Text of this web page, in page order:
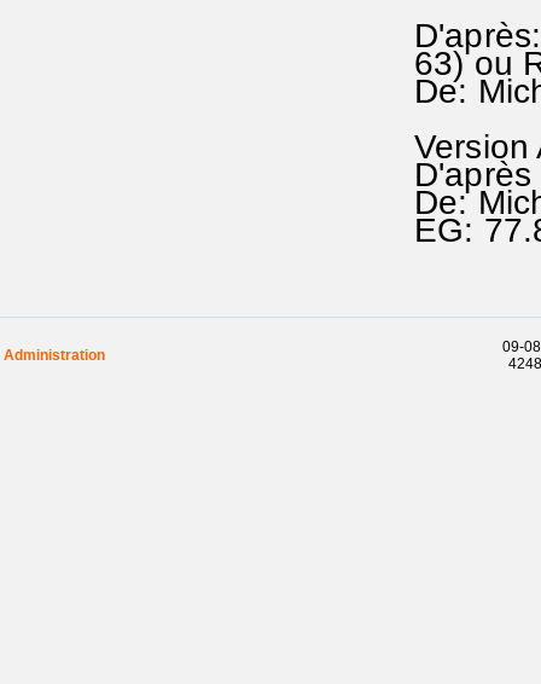
63) ou
De:
Version
De:
EG:
Administration
09-